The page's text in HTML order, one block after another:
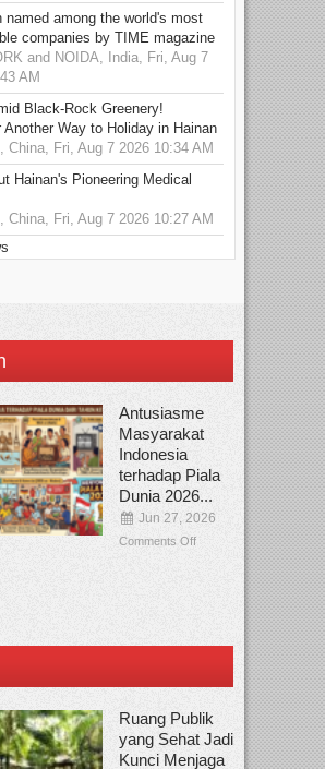
named among the world's most
companies by TIME magazine
and NOIDA, India, Fri, Aug 7
AM
Black‑Rock Greenery!
Another Way to Holiday in Hainan
China, Fri, Aug 7 2026 10:34 AM
Hainan's Pioneering Medical
China, Fri, Aug 7 2026 10:27 AM
Antusiasme
Masyarakat
Indonesia
terhadap Piala
Dunia 2026...
Jun 27, 2026
Comments Off
Ruang Publik
yang Sehat Jadi
Kunci Menjaga